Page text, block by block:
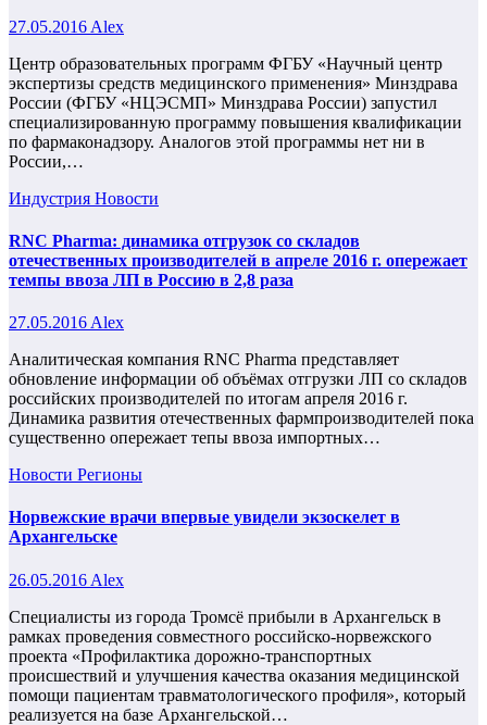
27.05.2016 Alex
Центр образовательных программ ФГБУ «Научный центр
экспертизы средств медицинского применения» Минздрава
России (ФГБУ «НЦЭСМП» Минздрава России) запустил
специализированную программу повышения квалификации
по фармаконадзору. Аналогов этой программы нет ни в
России,…
Индустрия Новости
RNC Pharma: динамика отгрузок со складов
отечественных производителей в апреле 2016 г. опережает
темпы ввоза ЛП в Россию в 2,8 раза
27.05.2016 Alex
Аналитическая компания RNC Pharma представляет
обновление информации об объёмах отгрузки ЛП со складов
российских производителей по итогам апреля 2016 г.
Динамика развития отечественных фармпроизводителей пока
существенно опережает тепы ввоза импортных…
Новости Регионы
Норвежские врачи впервые увидели экзоскелет в
Архангельске
26.05.2016 Alex
Специалисты из города Тромсё прибыли в Архангельск в
рамках проведения совместного российско-норвежского
проекта «Профилактика дорожно-транспортных
происшествий и улучшения качества оказания медицинской
помощи пациентам травматологического профиля», который
реализуется на базе Архангельской…